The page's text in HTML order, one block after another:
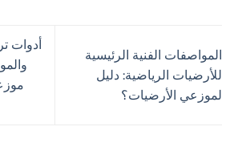
المواصفات الفنية الرئيسية
للأرضيات الرياضية: دليل
لموزعي الأرضيات؟
أدوات